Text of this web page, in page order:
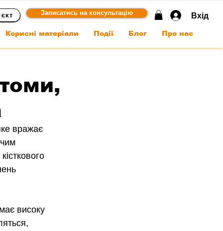
Записатись на консультацію Вхід
Корисні матеріали Події Блог Про нас
вражає
високу